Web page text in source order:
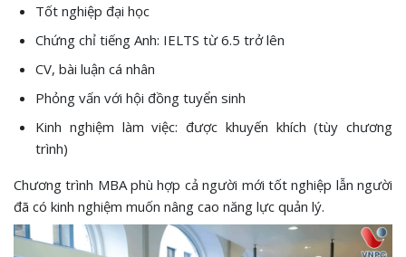
Tốt nghiệp đại học
Chứng chỉ tiếng Anh: IELTS từ 6.5 trở lên
CV, bài luận cá nhân
Phỏng vấn với hội đồng tuyển sinh
Kinh nghiệm làm việc: được khuyến khích (tùy chương
trình)
Chương trình MBA phù hợp cả người mới tốt nghiệp lẫn người
đã có kinh nghiệm muốn nâng cao năng lực quản lý.